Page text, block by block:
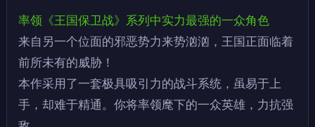
率领《王国保卫战》系列中实力最强的一众角色
来自另一个位面的邪恶势力来势汹汹，王国正面临着
前所未有的威胁！
本作采用了一套极具吸引力的战斗系统，虽易于上
手，却难于精通。你将率领麾下的一众英雄，力抗强